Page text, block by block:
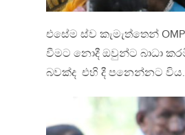
එසේම ස්ව කැමැත්තෙන්
වීමට නොදී ඔවුන්ට බාධා
බවක්ද එහි දී පනෙන්නට විය.